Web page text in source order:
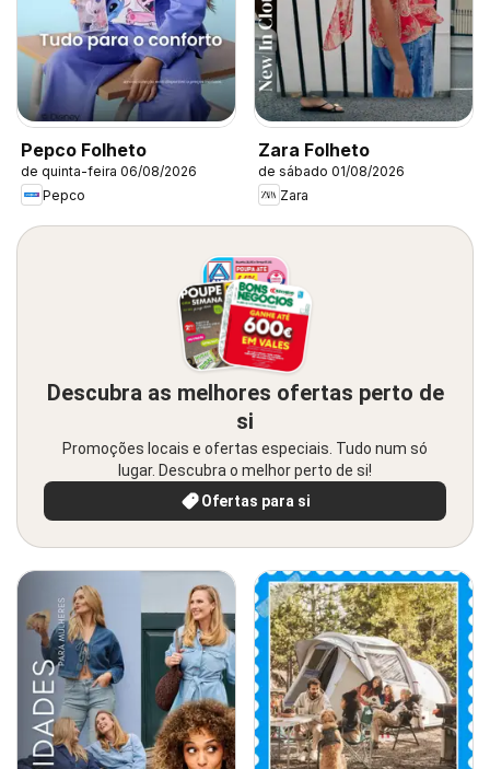
Pepco Folheto
de quinta-feira 06/08/2026
Pepco
Zara Folheto
de sábado 01/08/2026
Zara
Descubra as melhores ofertas perto de
si
Promoções locais e ofertas especiais. Tudo num só
lugar. Descubra o melhor perto de si!
Ofertas para si